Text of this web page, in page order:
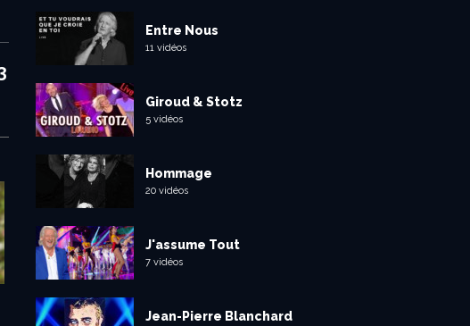
Entre Nous
11 vidéos
Giroud & Stotz
5 vidéos
Hommage
20 vidéos
J'assume Tout
7 vidéos
Jean-Pierre Blanchard